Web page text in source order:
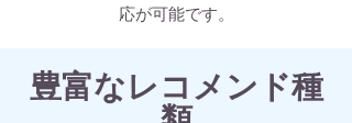
応が可能です。
​豊富なレコメンド種